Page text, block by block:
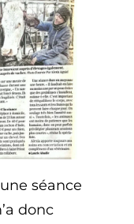
séance
donc